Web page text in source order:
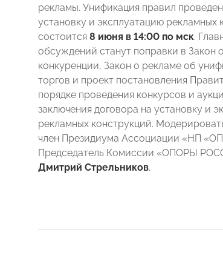
рекламы. Унификация правил
установку и эксплуатацию рекламных
состоится 8 июня в 14:00 по мск.
обсуждений станут поправки в Закон
конкуренции, Закон о рекламе об
торгов и проект постановления
порядке проведения конкурсов и
заключения договора на установку и
рекламных конструкций.
член Президиума Ассоциации «НП
Председатель Комиссии «ОПОРЫ
Дмитрий Стрельников.